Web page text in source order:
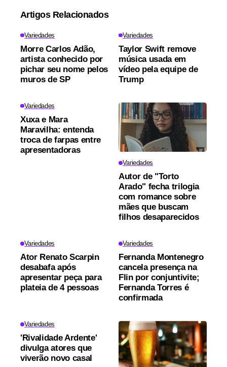
Artigos Relacionados
Variedades
Morre Carlos Adão,
artista conhecido por
pichar seu nome pelos
muros de SP
Variedades
Taylor Swift remove
música usada em
vídeo pela equipe de
Trump
Variedades
Xuxa e Mara
Maravilha: entenda
troca de farpas entre
apresentadoras
Variedades
Autor de "Torto
Arado" fecha trilogia
com romance sobre
mães que buscam
filhos desaparecidos
Variedades
Ator Renato Scarpin
desabafa após
apresentar peça para
plateia de 4 pessoas
Variedades
Fernanda Montenegro
cancela presença na
Flin por conjuntivite;
Fernanda Torres é
confirmada
Variedades
'Rivalidade Ardente'
divulga atores que
viverão novo casal